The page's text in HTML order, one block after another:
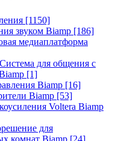
[1150]
звуком Biamp [186]
медиаплатформа
для общения с
[1]
Biamp [16]
Biamp [53]
Voltera Biamp
для
комнат Biamp [24]